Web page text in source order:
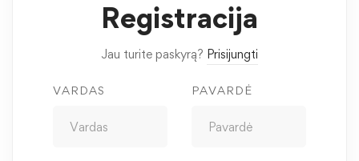
Registracija
Jau turite paskyrą? Prisijungti
VARDAS PAVARDĖ